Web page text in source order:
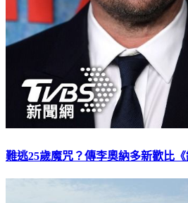
難逃25歲魔咒？傳李奧納多新歡比